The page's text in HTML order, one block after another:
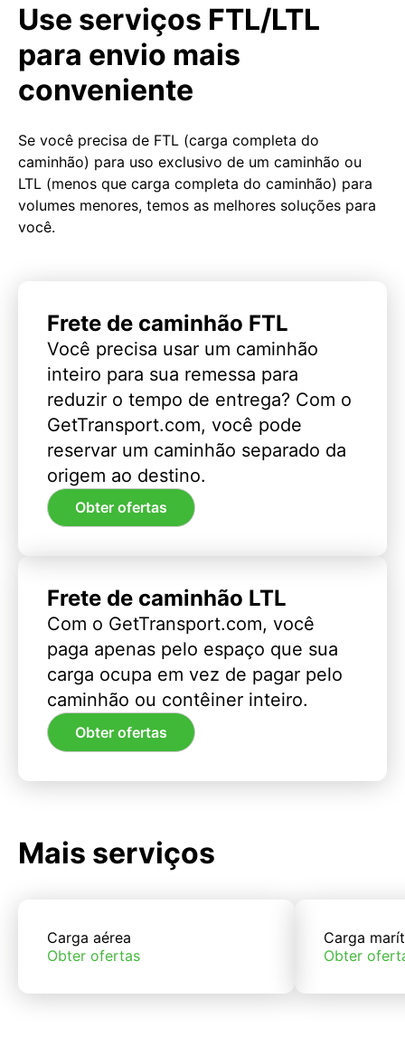
Use serviços FTL/LTL
para envio mais
conveniente
Se você precisa de FTL (carga completa do
caminhão) para uso exclusivo de um caminhão ou
LTL (menos que carga completa do caminhão) para
volumes menores, temos as melhores soluções para
você.
Frete de caminhão FTL
Você precisa usar um caminhão
inteiro para sua remessa para
reduzir o tempo de entrega? Com o
GetTransport.com, você pode
reservar um caminhão separado da
origem ao destino.
Obter ofertas
Frete de caminhão LTL
Com o GetTransport.com, você
paga apenas pelo espaço que sua
carga ocupa em vez de pagar pelo
caminhão ou contêiner inteiro.
Obter ofertas
Mais serviços
Carga aérea
Obter ofertas
Carga
Obter